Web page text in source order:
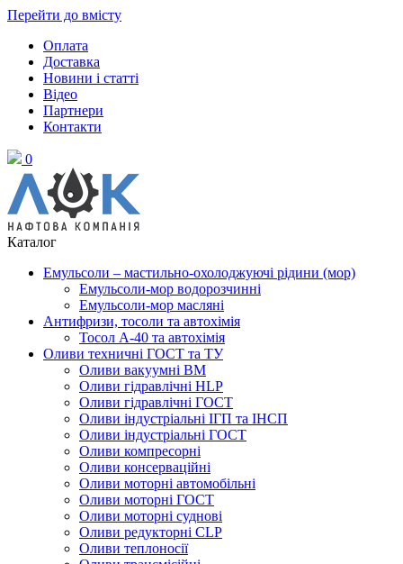
Перейти до вмісту
Оплата
Доставка
Новини і статті
Відео
Партнери
Контакти
0
Каталог
Емульсоли – мастильно-охолоджуючі рідини (мор)
Емульсоли-мор водорозчинні
Емульсоли-мор масляні
Антифризи, тосоли та автохімія
Тосол А-40 та автохімія
Оливи техничні ГОСТ та ТУ
Оливи вакуумні ВМ
Оливи гідравлічні HLP
Оливи гідравлічні ГОСТ
Оливи індустріальні ІГП та ІНСП
Оливи індустріальні ГОСТ
Оливи компресорні
Оливи консерваційні
Оливи моторні автомобільні
Оливи моторні ГОСТ
Оливи моторні суднові
Оливи редукторні CLP
Оливи теплоносії